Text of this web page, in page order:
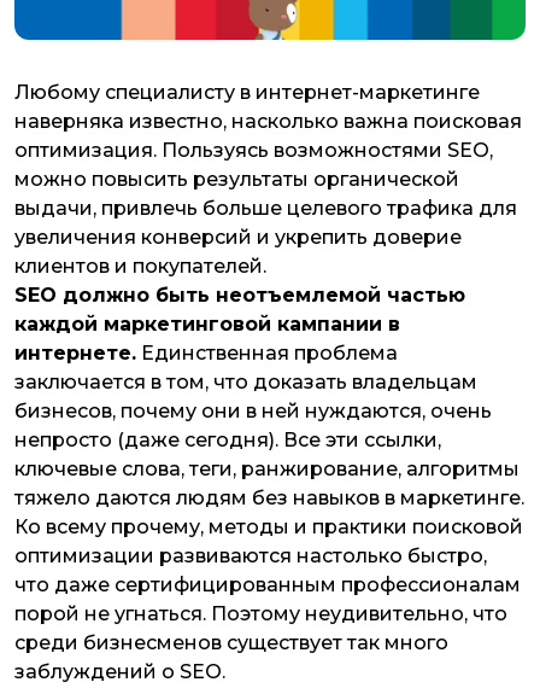
Любому специалисту в интернет-маркетинге
наверняка известно, насколько важна поисковая
оптимизация. Пользуясь возможностями SEO,
можно повысить результаты органической
выдачи, привлечь больше целевого трафика для
увеличения конверсий и укрепить доверие
клиентов и покупателей.
SEO должно быть неотъемлемой частью
каждой маркетинговой кампании в
интернете. Единственная проблема
заключается в том, что доказать владельцам
бизнесов, почему они в ней нуждаются, очень
непросто (даже сегодня). Все эти ссылки,
ключевые слова, теги, ранжирование, алгоритмы
тяжело даются людям без навыков в маркетинге.
Ко всему прочему, методы и практики поисковой
оптимизации развиваются настолько быстро,
что даже сертифицированным профессионалам
порой не угнаться. Поэтому неудивительно, что
среди бизнесменов существует так много
заблуждений о SEO.